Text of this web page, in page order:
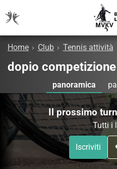
Home › Club › Tennis attività
dopio
panoramica
Il prossimo
Tutti i
Iscriviti